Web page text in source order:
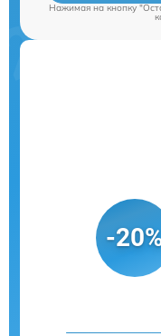
Нажимая на кнопку
-